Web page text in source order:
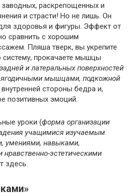
раскрепощенных и
и страсти! Но не лишь. Он
здоровья и фигуры. Эффект от
сравнить с хорошим
Пляша тверк, вы укрепите
прокачаете мышцы
и латеральных поверхностей
ягодичными мышцами, подкожной
стороны бедра и,
позитивных эмоций.
уроки (форма организации
учащимися изучаемым
умениями, навыками,
эстетическими
здесь.